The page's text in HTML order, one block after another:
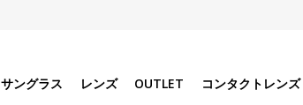
サングラス レンズ OUTLET コンタクトレンズ